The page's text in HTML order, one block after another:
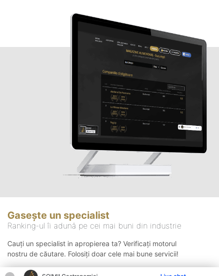
Gasește un specialist
Ranking-ul îi adună pe cei mai buni din industrie
Cauți un specialist in apropierea ta? Verificați motorul
nostru de căutare. Folosiți doar cele mai bune servicii!